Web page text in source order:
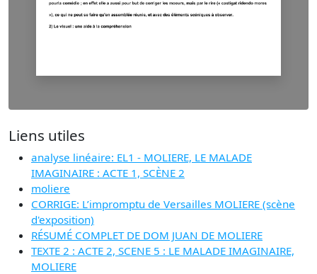
Liens utiles
analyse linéaire: EL1 - MOLIERE, LE MALADE
IMAGINAIRE : ACTE 1, SCÈNE 2
moliere
CORRIGE: L’impromptu de Versailles MOLIERE (scène
d'exposition)
RÉSUMÉ COMPLET DE DOM JUAN DE MOLIERE
TEXTE 2 : ACTE 2, SCENE 5 : LE MALADE IMAGINAIRE,
MOLIERE